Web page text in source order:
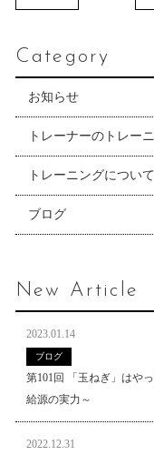
Category
お知らせ
トレーナーのトレー
トレーニングについて
ブログ
New Article
2023.01.14
ブログ
第101回 「玉ねぎ」はや
給源の実力～
2022.12.31